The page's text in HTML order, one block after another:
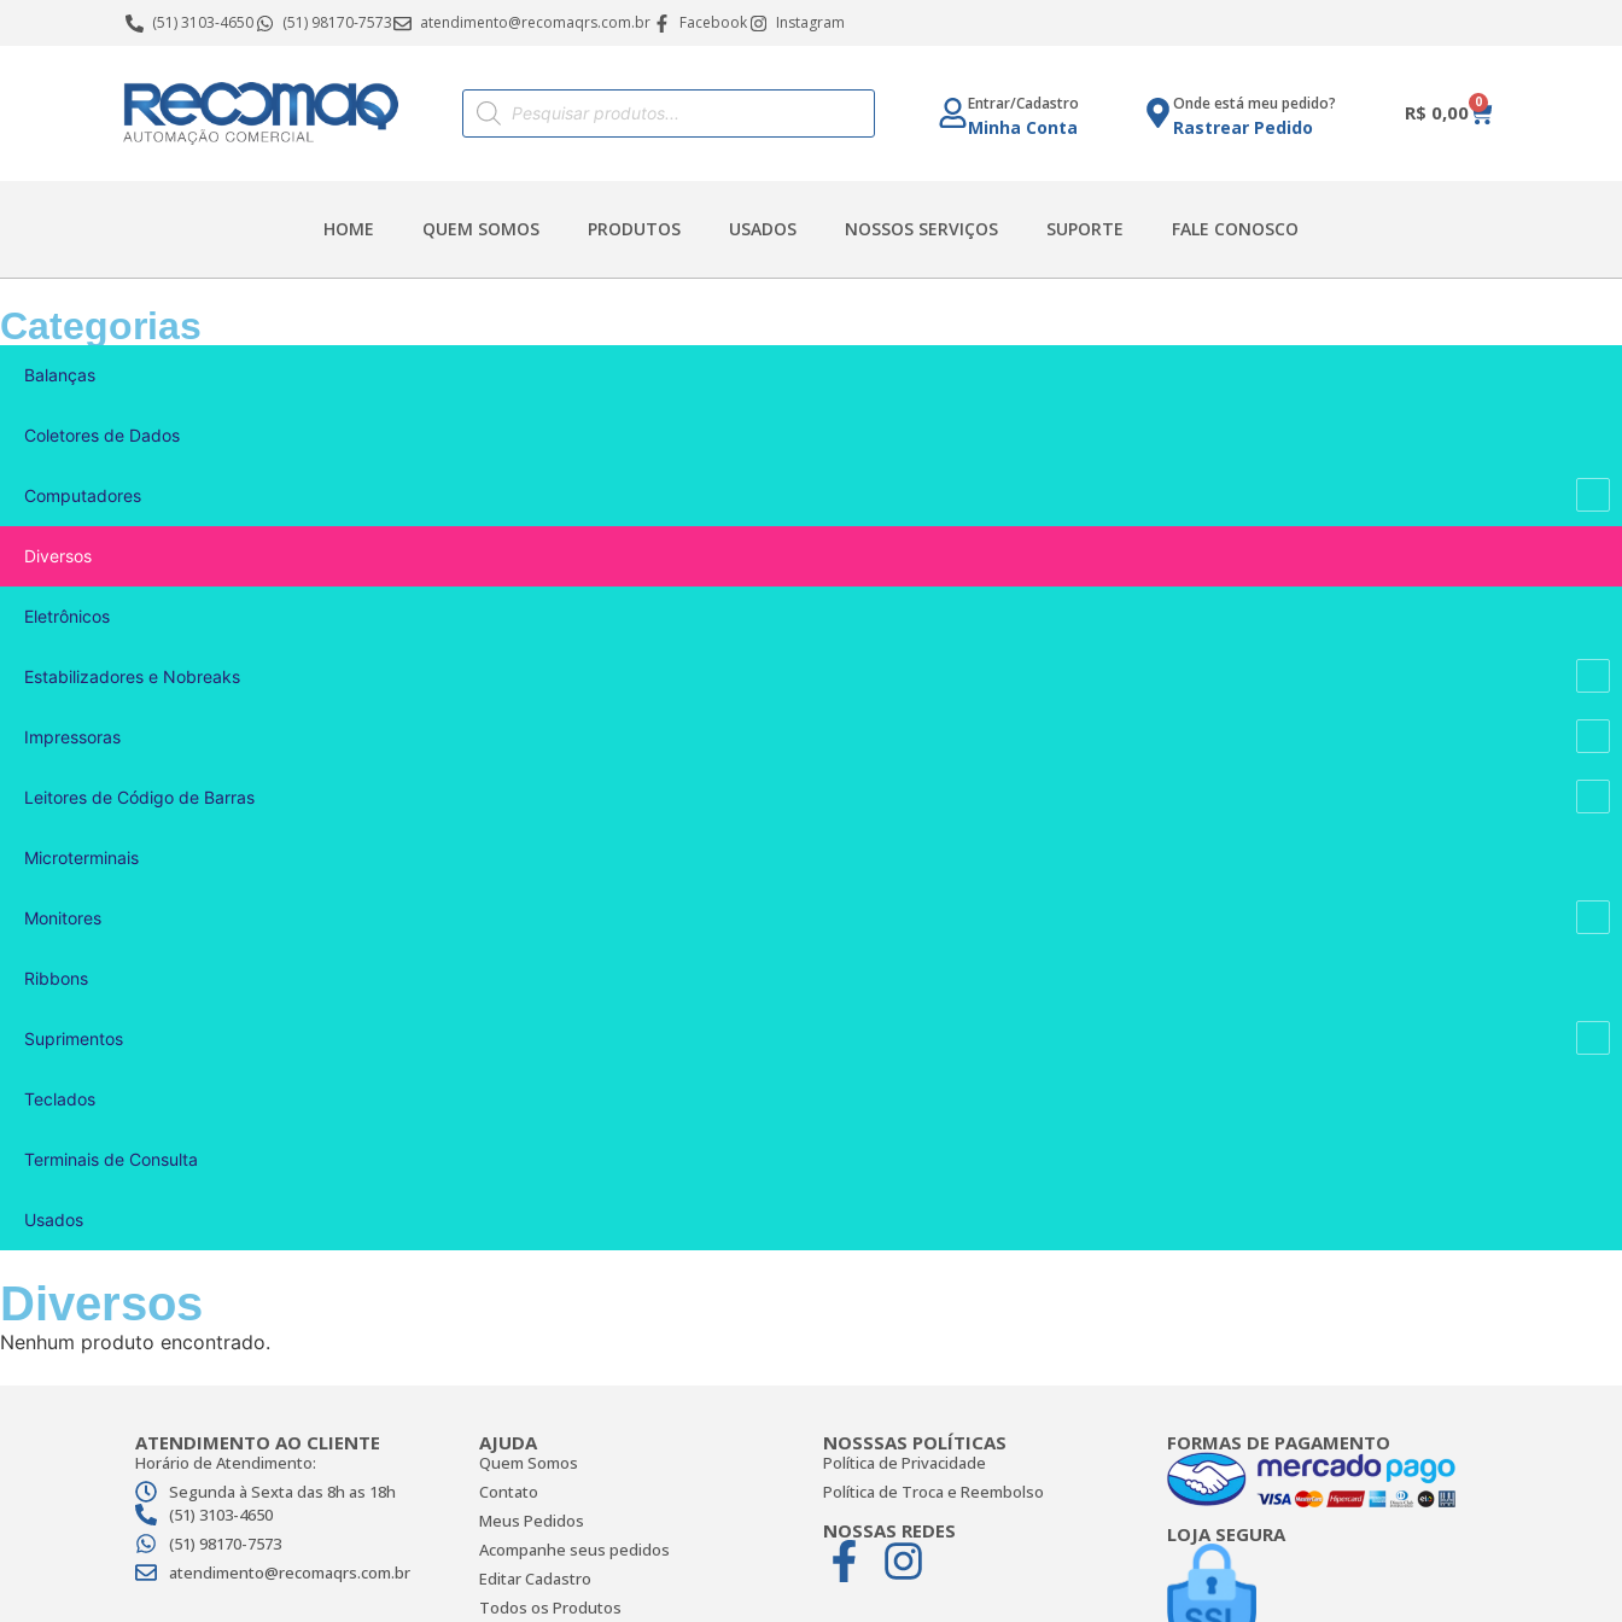
(51) 3103-4650 (51) 98170-7573 atendimento@recomaqrs.com.br Facebook Instagram
Entrar/Cadastro
Minha Conta
Onde está meu pedido?
Rastrear Pedido
R$ 0,00 0
HOME QUEM SOMOS PRODUTOS USADOS NOSSOS SERVIÇOS SUPORTE FALE CONOSCO
Categorias
Balanças
Coletores de Dados
Computadores
Diversos
Eletrônicos
Estabilizadores e Nobreaks
Impressoras
Leitores de Código de Barras
Microterminais
Monitores
Ribbons
Suprimentos
Teclados
Terminais de Consulta
Usados
Diversos
Nenhum produto encontrado.
ATENDIMENTO AO CLIENTE
Horário de Atendimento:
Segunda à Sexta das 8h as 18h
(51) 3103-4650
(51) 98170-7573
atendimento@recomaqrs.com.br
AJUDA
Quem Somos
Contato
Meus Pedidos
Acompanhe seus pedidos
Editar Cadastro
Todos os Produtos
NOSSSAS POLÍTICAS
Política de Privacidade
Política de Troca e Reembolso
NOSSAS REDES
FORMAS DE PAGAMENTO
LOJA SEGURA